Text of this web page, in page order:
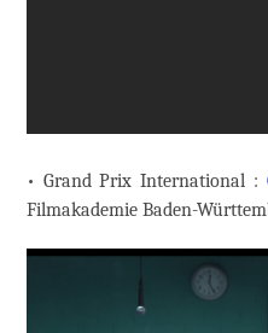
• Grand Prix International :
Filmakademie Baden-